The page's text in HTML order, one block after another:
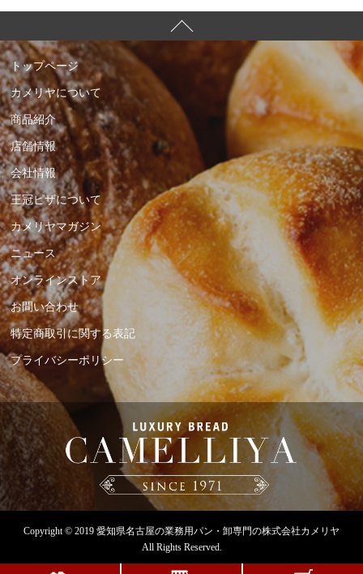
トップページ
カメリヤについて
商品紹介
店舗情報
会社情報
王冠ピザについて
カメリヤマガジン
ニュース
オンラインストア
お問い合わせ
特定商取引に関する表記
プライバシーポリシー
Copyright © 2019 愛知県名古屋の業務用パン・卸専門の株式会社カメリヤ
All Rights Reserved.